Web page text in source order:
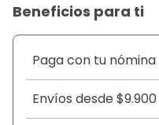
niveles de temperatura
calefacci&oacute;n
bot&oacute;n de
dise&ntilde;o lavable.
abrigado en
pr&aacute;ctica y
Beneficios para ti
Paga con tu nómina
Envíos desde $9.900